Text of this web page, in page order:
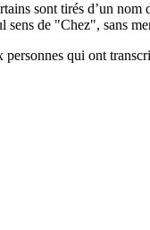
sont tirés d’un
de "Chez", sans
qui ont